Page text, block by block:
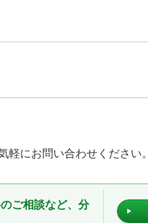
軽にお問い合わせください。
ご相談など、分